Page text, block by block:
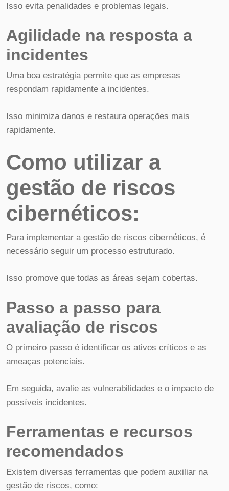
Isso evita penalidades e problemas legais.
Agilidade na resposta a
incidentes
Uma boa estratégia permite que as empresas
respondam rapidamente a incidentes.
Isso minimiza danos e restaura operações mais
rapidamente.
Como utilizar a
gestão de riscos
cibernéticos:
Para implementar a gestão de riscos cibernéticos, é
necessário seguir um processo estruturado.
Isso promove que todas as áreas sejam cobertas.
Passo a passo para
avaliação de riscos
O primeiro passo é identificar os ativos críticos e as
ameaças potenciais.
Em seguida, avalie as vulnerabilidades e o impacto de
possíveis incidentes.
Ferramentas e recursos
recomendados
Existem diversas ferramentas que podem auxiliar na
gestão de riscos, como: